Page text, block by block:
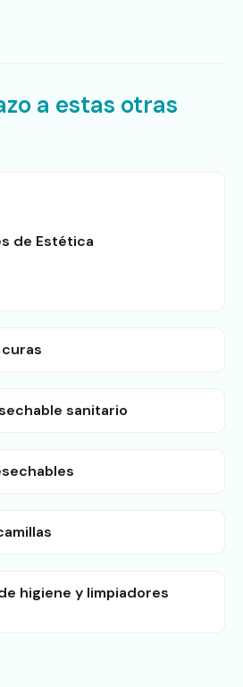
a estas otras
de Estética
sanitario
higiene y limpiadores